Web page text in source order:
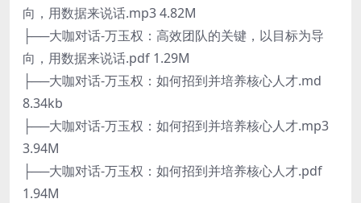
向，用数据来说话.mp3 4.82M
├──大咖对话-万玉权：高效团队的关键，以目标为导
向，用数据来说话.pdf 1.29M
├──大咖对话-万玉权：如何招到并培养核心人才.md
8.34kb
├──大咖对话-万玉权：如何招到并培养核心人才.mp3
3.94M
├──大咖对话-万玉权：如何招到并培养核心人才.pdf
1.94M